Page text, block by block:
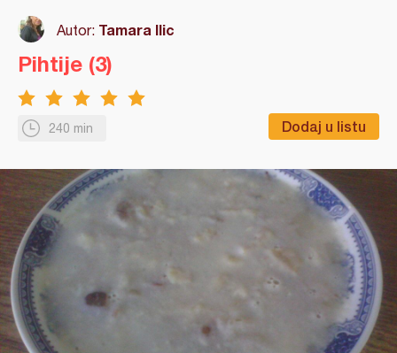
Autor: Tamara Ilic
240 min Dodaj u listu
Pihtije (3)